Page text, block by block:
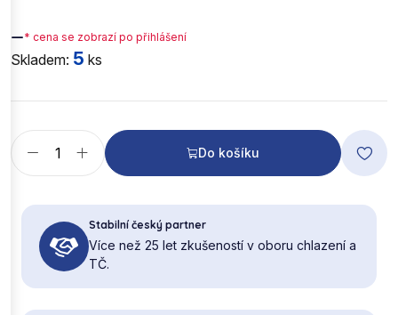
—* cena se zobrazí po přihlášení
Skladem: 5 ks
Do košíku
Stabilní český partner
Více než 25 let zkušeností v oboru chlazení a
TČ.